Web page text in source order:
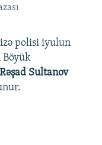
polisi iyulun
Böyük
Rəşad Sultanov